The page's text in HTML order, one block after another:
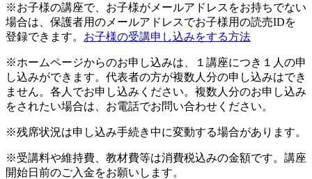
※お子様の講座で、お子様がメールアドレスをお持ちでない
場合は、保護者用のメールアドレスでお子様用の読売IDを
登録できます。 お子様の受講申し込みをする方法
※ホームページからのお申し込みは、１講座につき１人の申
し込みができます。代表者の方が複数人分の申し込みはでき
ません。各人でお申し込みください。複数人分のお申し込み
をされたい場合は、お電話でお問い合わせください。
※残席状況は申し込み手続き中に変動する場合があります。
※受講料や維持費、教材費等は消費税込みの金額です。講座
開始日前のご入金をお願いします。